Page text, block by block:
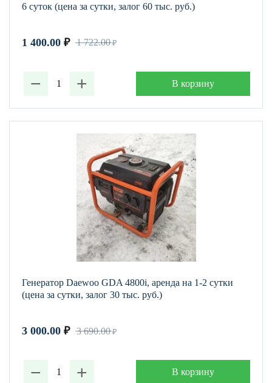
6 суток (цена за сутки, залог 60 тыс. руб.)
1 722.00 ₽
1 400.00 ₽
− + В корзину
Генератор Daewoo GDA 4800i, аренда на 1-2 сутки
(цена за сутки, залог 30 тыс. руб.)
3 690.00 ₽
3 000.00 ₽
− + В корзину